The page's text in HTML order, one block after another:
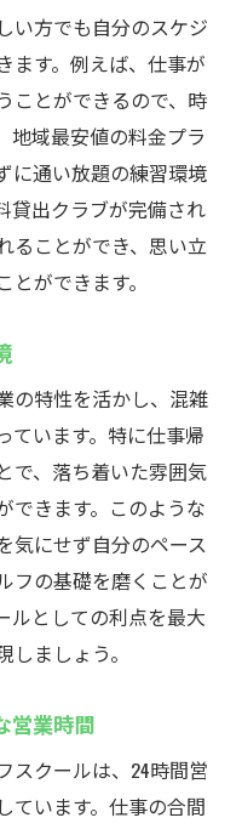
い方でも自分のスケジ
ます。例えば、仕事が
ことができるので、時
地域最安値の料金プラ
に通い放題の練習環境
貸出クラブが完備され
ることができ、思い立
ができます。
の特性を活かし、混雑
ています。特に仕事帰
で、落ち着いた雰囲気
できます。このような
気にせず自分のペース
フの基礎を磨くことが
ルとしての利点を最大
ましょう。
営業時間
スクールは、24時間営
ています。仕事の合間